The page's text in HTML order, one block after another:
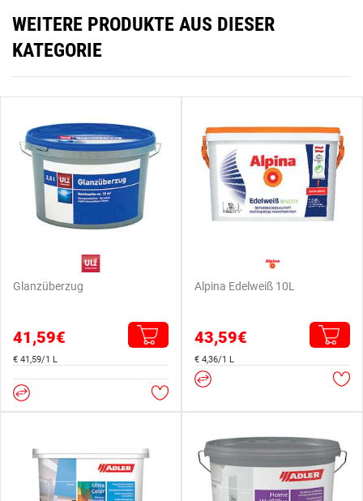
WEITERE PRODUKTE AUS DIESER
KATEGORIE
Glanzüberzug
41,59€
€ 41,59/1 L
Alpina Edelweiß 10L
43,59€
€ 4,36/1 L